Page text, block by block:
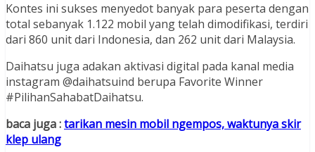
Kontes ini sukses menyedot banyak para peserta dengan
total sebanyak 1.122 mobil yang telah dimodifikasi, terdiri
dari 860 unit dari Indonesia, dan 262 unit dari Malaysia.
Daihatsu juga adakan aktivasi digital pada kanal media
instagram @daihatsuind berupa Favorite Winner
#PilihanSahabatDaihatsu.
baca juga :tarikan mesin mobil ngempos, waktunya skir
klep ulang